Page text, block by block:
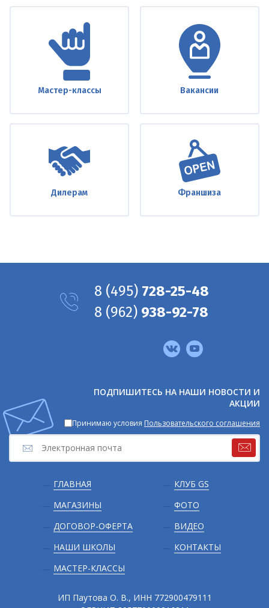
Мастер-классы Вакансии
Дилерам Франшиза
Подвал
ГЛАВНАЯ
МАГАЗИНЫ
ДОГОВОР-ОФЕРТА
НАШИ ШКОЛЫ
МАСТЕР-КЛАССЫ
КЛУБ GS
ФОТО
ВИДЕО
КОНТАКТЫ
ПОДПИШИТЕСЬ НА НАШИ НОВОСТИ И
АКЦИИ
Принимаю условия Пользовательского соглашения
8 (495) 728-25-48
8 (962) 938-92-78
ИП Паутова О. В., ИНН 772900479111